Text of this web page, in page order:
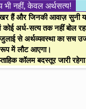
भी नहीं, केवल अर्थसत्य!
हैं और जिनकी आवाज़ सुनी
अर्ध-सत्य तक नहीं बोल
से अर्थव्यवस्था का सच
में लौट आएगा।
कॉलम बदस्तूर जारी